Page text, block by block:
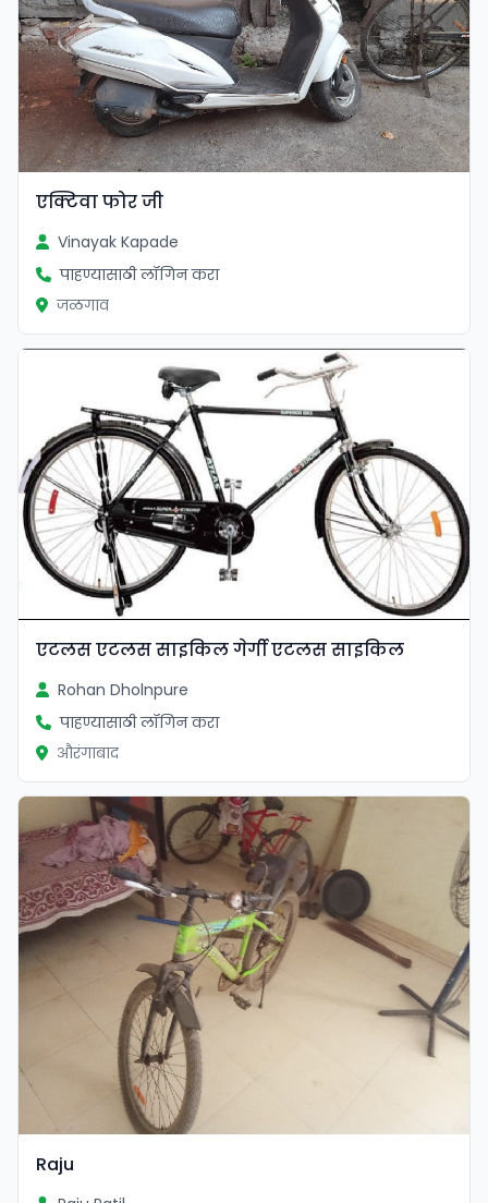
एक्टिवा फोर जी
Vinayak Kapade
पाहण्यासाठी लॉगिन करा
जळगाव
एटलस एटलस साइकिल गेर्गी एटलस साइकिल
Rohan Dholnpure
पाहण्यासाठी लॉगिन करा
औरंगाबाद
Raju